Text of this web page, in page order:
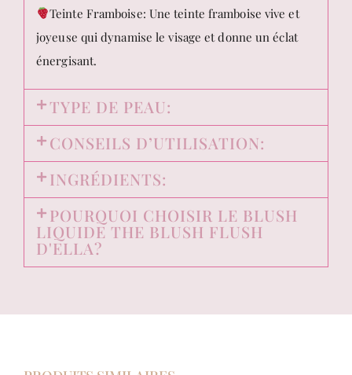
Teinte Framboise: Une teinte framboise vive et
joyeuse qui dynamise le visage et donne un éclat
énergisant.
TYPE DE PEAU:
CONSEILS D’UTILISATION:
INGRÉDIENTS:
POURQUOI CHOISIR LE BLUSH
LIQUIDE THE BLUSH FLUSH
D'ELLA?